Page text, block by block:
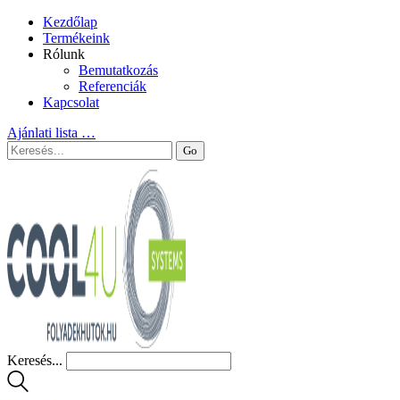
Kezdőlap
Termékeink
Rólunk
Bemutatkozás
Referenciák
Kapcsolat
Ajánlati lista …
Keresés...